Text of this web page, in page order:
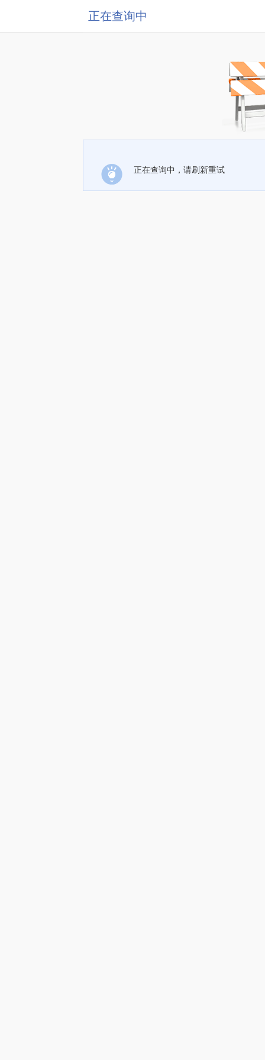
正在查询中
正在查询中，请刷新重试